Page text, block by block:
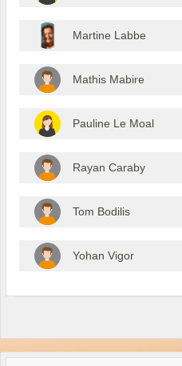
Martine Labbe
Mathis Mabire
Pauline Le Moal
Rayan Caraby
Tom Bodilis
Yohan Vigor